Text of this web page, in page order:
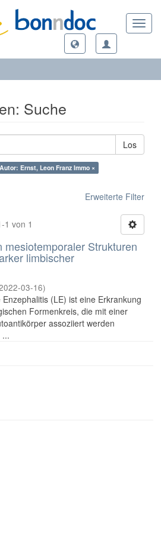
Suche
Los
Autor: Ernst, Leon Franz Immo ×
Erweiterte Filter
1 von 1
mesiotemporaler Strukturen
limbischer
03-16)
Enzephalitis (LE) ist eine Erkrankung
Formenkreis, die mit einer
assoziiert werden